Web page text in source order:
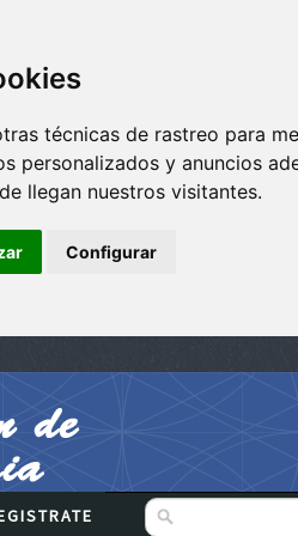
técnicas de rastreo para
personalizados y anuncios
llegan nuestros visitantes.
Configurar